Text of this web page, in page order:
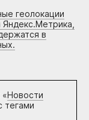
геолокации
в
Новости
тегами